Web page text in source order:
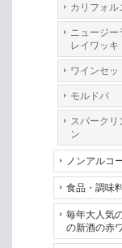
カリフォル
ニュージー
レイワッキ
ワインセッ
モルドバ
スパークリ
ン
ノンアルコ
食品・調味
毎年大人気
の新酒の赤